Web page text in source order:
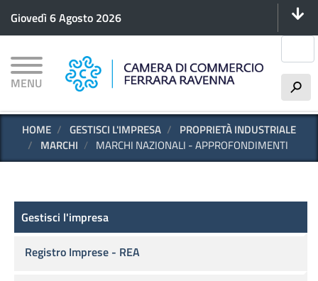
principale
Giovedì 6 Agosto 2026
MENU h
HOME GESTISCI L'IMPRESA
PROPRIETÀ INDUSTRIALE
MARCHI
MARCHI NAZIONALI - APPROFONDIMENTI
Gestisci l'impresa
Gestisci l'impresa
Registro Imprese - REA